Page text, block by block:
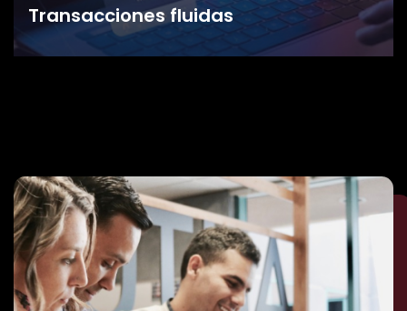
Transacciones fluidas